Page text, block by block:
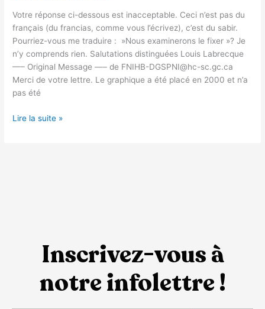
Votre réponse ci-dessous est inacceptable. Ceci n’est pas du
français (du francias, comme vous l’écrivez), c’est du sabir.
Pourriez-vous me traduire : »Nous examinerons le fixer »? Je
n’y comprends rien. Salutations distinguées Louis Labrecque
—– Original Message —– de FNIHB-DGSPNI@hc-sc.gc.ca
Merci de votre lettre. Le graphique a été placé en 2000 et n’a
pas été
Lire la suite »
Inscrivez-vous à
notre infolettre !